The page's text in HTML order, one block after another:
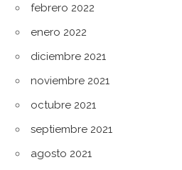
febrero 2022
enero 2022
diciembre 2021
noviembre 2021
octubre 2021
septiembre 2021
agosto 2021